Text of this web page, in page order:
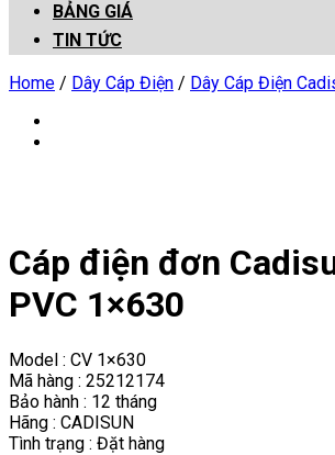
BẢNG GIÁ
TIN TỨC
Home / Dây Cáp Điện / Dây Cáp Điện
Cáp điện đơn
PVC 1×630
Model : CV 1×630
Mã hàng : 25212174
Bảo hành : 12 tháng
Hãng : CADISUN
Tình trạng : Đặt hàng